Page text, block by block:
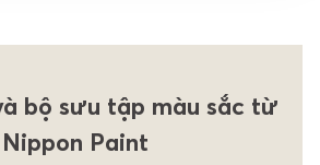
bộ sưu tập màu sắc từ
Nippon Paint